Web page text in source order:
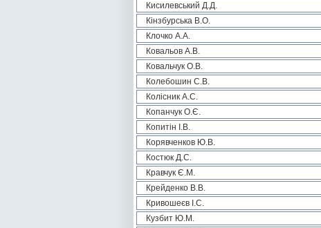
Кисилевський Д.Д.
Кінзбурська В.О.
Клочко А.А.
Ковальов А.В.
Ковальчук О.В.
Колебошин С.В.
Колісник А.С.
Копанчук О.Є.
Копитін І.В.
Корявченков Ю.В.
Костюк Д.С.
Кравчук Є.М.
Крейденко В.В.
Кривошеєв І.С.
Кузбит Ю.М.